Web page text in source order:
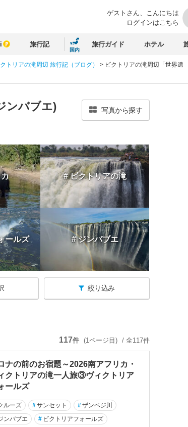
ゲストさん、 こんにちは
ログインはこちら
旅行記
国内
旅行ガイド ホテル
トリアの滝周辺 旅行記（ブログ） > ビクトリアの滝周辺「世界遺
ンバブエ)
写真から探す
# ビクトリアの滝
ールズ # ジンバブエ
絞り込み
117件 (1ページ目) / 全117件
ナの前のお宿題～2026南アフリカ・
クトリアの滝一人旅③ヴィクトリア
ールズ
ルーズ #サンセット #ザンベジ川
ンバブエ # ビクトリアフォールズ